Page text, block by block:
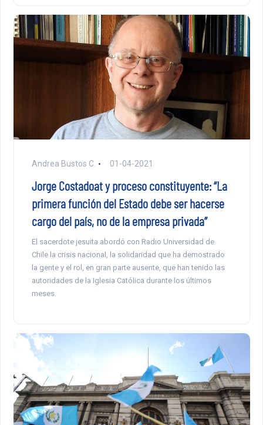
Andrea Bustos C. 01-04-2021
Jorge Costadoat y proceso constituyente: “La
primera función del Estado debe ser hacerse
cargo del país, no de la empresa privada”
El sacerdote jesuita abordó con Radio Universidad de
Chile la crisis nacional, la solidaridad que ha demostrado
la gente y el rol, en gran parte ausente, que han tenido las
autoridades de la Iglesia Católica durante los últimos
meses.